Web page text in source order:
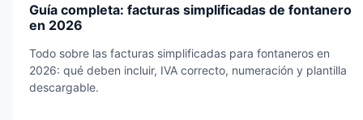
Guía completa: facturas simplificadas de fontanero
en 2026
Todo sobre las facturas simplificadas para fontaneros en
2026: qué deben incluir, IVA correcto, numeración y plantilla
descargable.